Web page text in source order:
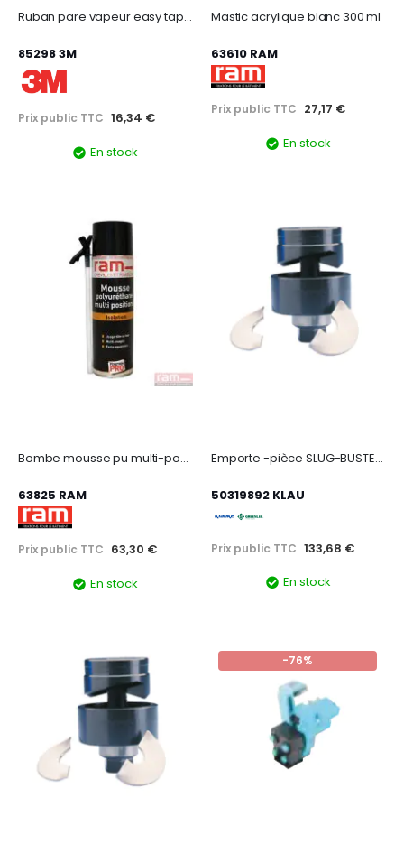
Ruban pare vapeur easy tape orange 30m x 50mm
85298 3M
Prix public TTC 16,34 €
En stock
Mastic acrylique blanc 300 ml
63610 RAM
Prix public TTC 27,17 €
En stock
Bombe mousse pu multi-pos 500ml
63825 RAM
Prix public TTC 63,30 €
En stock
Emporte -pièce SLUG-BUSTER, dimension : 15,2mm - PG9.
50319892 KLAU
Prix public TTC 133,68 €
En stock
-76%